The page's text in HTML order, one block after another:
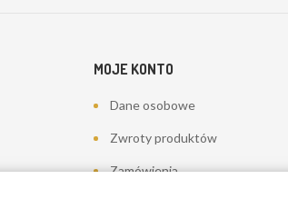
MOJE KONTO
Dane osobowe
Zwroty produktów
Zamówienia